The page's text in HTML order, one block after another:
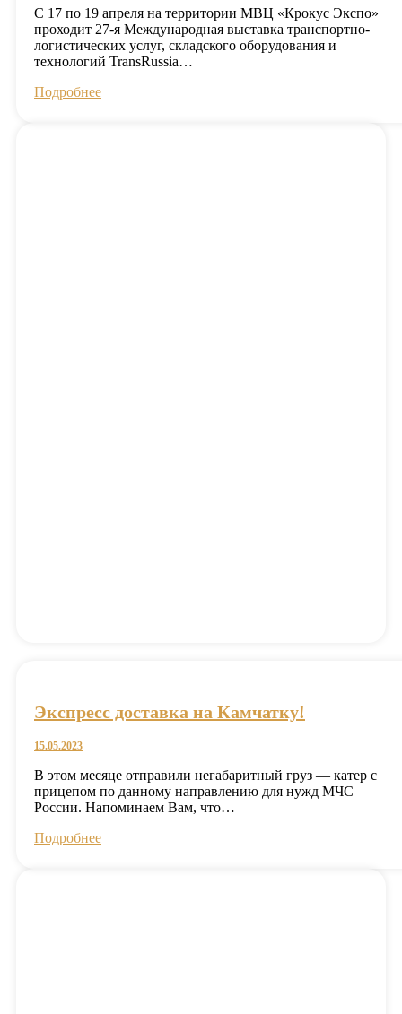
С 17 по 19 апреля на территории МВЦ «Крокус Экспо»
проходит 27-я Международная выставка транспортно-
логистических услуг, складского оборудования и
технологий TransRussia…
Подробнее
Экспресс доставка на Камчатку!
15.05.2023
В этом месяце отправили негабаритный груз — катер с
прицепом по данному направлению для нужд МЧС
России. Напоминаем Вам, что…
Подробнее